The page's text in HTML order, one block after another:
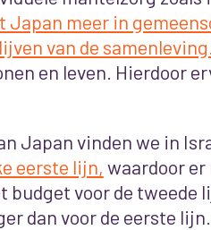
Japan meer in
van de samenleving.
en leven. Hierdoor
Japan vinden we in
eerste lijn, waardoor
budget voor de tweede
dan voor de eerste lijn.